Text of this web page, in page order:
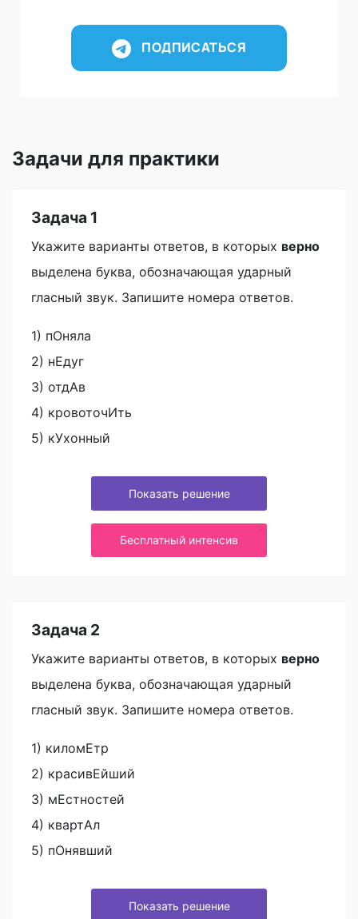
ПОДПИСАТЬСЯ
Задачи для практики
Задача 1
Укажите варианты ответов, в которых верно
выделена буква, обозначающая ударный
гласный звук. Запишите номера ответов.
1) пОняла
2) нЕдуг
3) отдАв
4) кровоточИть
5) кУхонный
Показать решение
Бесплатный интенсив
Задача 2
Укажите варианты ответов, в которых верно
выделена буква, обозначающая ударный
гласный звук. Запишите номера ответов.
1) киломЕтр
2) красивЕйший
3) мЕстностей
4) квартАл
5) пОнявший
Показать решение